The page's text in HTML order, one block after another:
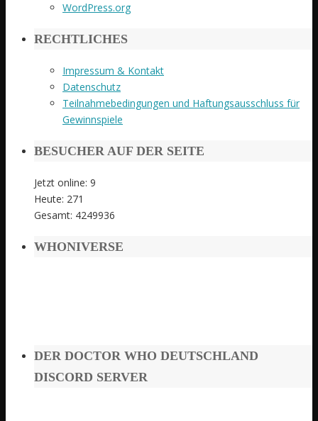
WordPress.org
RECHTLICHES
Impressum & Kontakt
Datenschutz
Teilnahmebedingungen und Haftungsausschluss für
Gewinnspiele
BESUCHER AUF DER SEITE
Jetzt online: 9
Heute: 271
Gesamt: 4249936
WHONIVERSE
DER DOCTOR WHO DEUTSCHLAND
DISCORD SERVER